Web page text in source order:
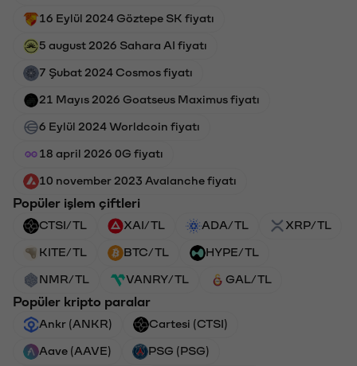
16 Eylül 2024 Göztepe SK fiyatı
5 august 2026 Sahara AI fiyatı
7 Şubat 2024 Cosmos fiyatı
21 Mayıs 2026 Goatseus Maximus fiyatı
6 Eylül 2024 Worldcoin fiyatı
18 april 2026 0G fiyatı
10 november 2023 Avalanche fiyatı
Popüler işlem çiftleri
CTSI/TL XAI/TL ADA/TL XRP/TL
KITE/TL BTC/TL HYPE/TL
NMR/TL VANRY/TL GAL/TL
Popüler kripto paralar
Ankr (ANKR) Cartesi (CTSI)
Aave (AAVE) PSG (PSG)